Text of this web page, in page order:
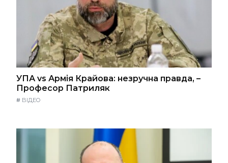
УПА vs Армія Крайова: незручна правда, –
Професор Патриляк
# ВІДЕО